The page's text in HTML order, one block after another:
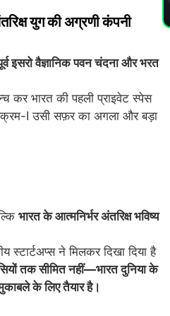
युग की अग्रणी कंपनी
इसरो वैज्ञानिक पवन चंदना और भरत
कर भारत की पहली प्राइवेट स्पेस
I उसी सफ़र का अगला और बड़ा
भारत के आत्मनिर्भर अंतरिक्ष भविष्य
ने मिलकर दिखा दिया है
तक सीमित नहीं—भारत दुनिया के
के लिए तैयार है।